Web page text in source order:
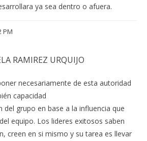
ya sea dentro o afuera.
PM
RAMIREZ URQUIJO
necesariamente de esta autoridad
capacidad
del grupo en base a la influencia que
equipo. Los lideres exitosos saben
creen en si mismo y su tarea es llevar